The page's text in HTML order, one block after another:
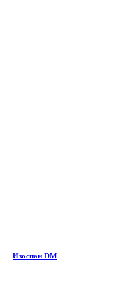
Изоспан DM